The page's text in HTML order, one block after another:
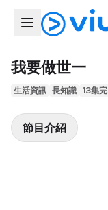
我要做世一
生活資訊 長知識 13集完
節目介紹